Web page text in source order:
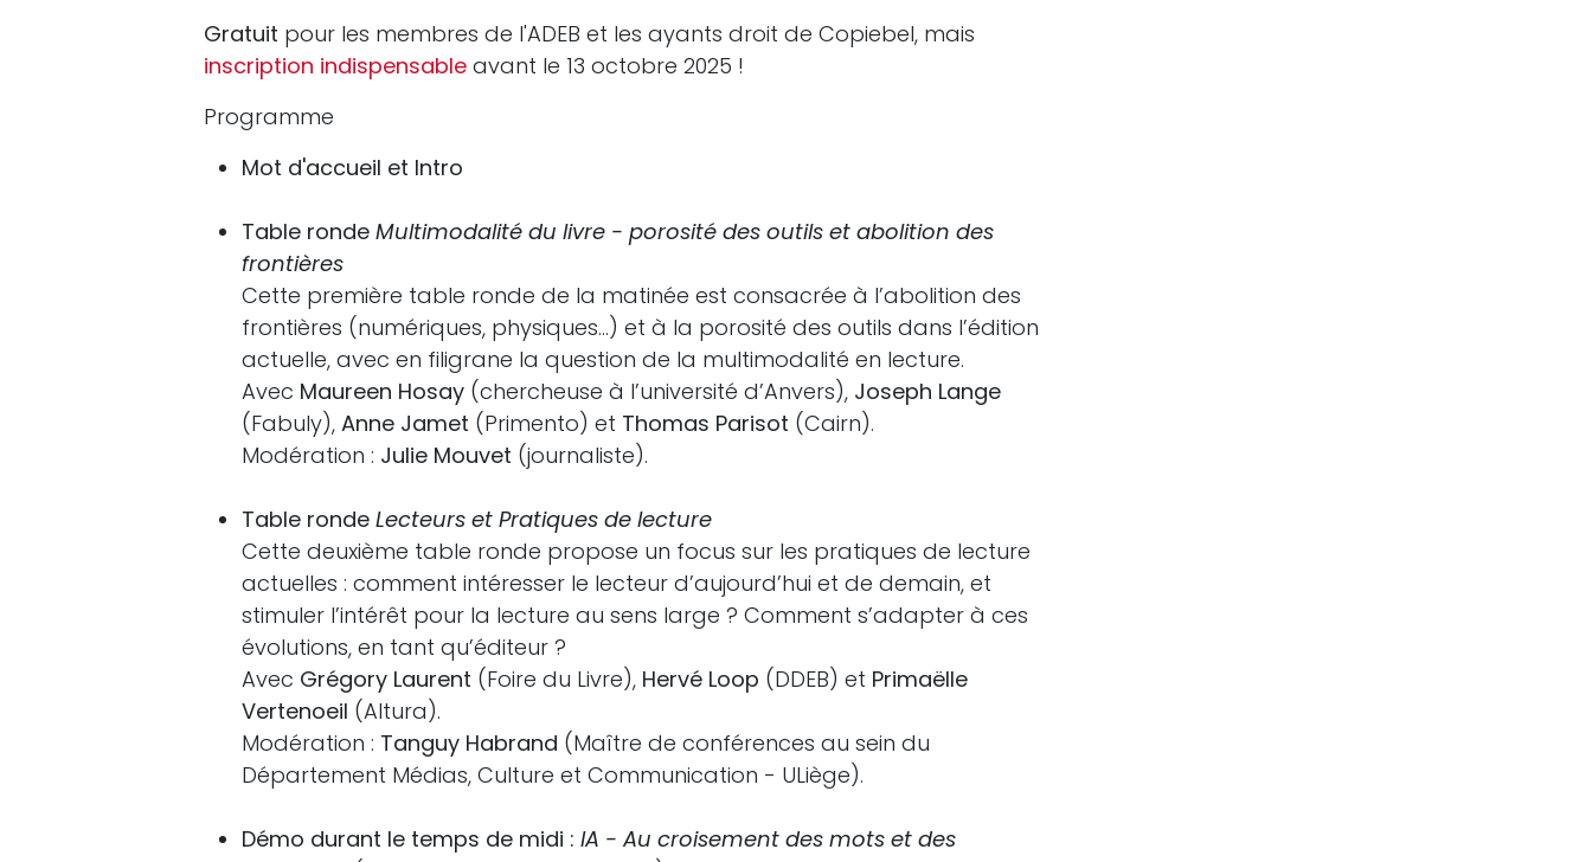
Gratuit pour les membres de l'ADEB et les ayants droit de Copiebel, mais
inscription indispensable avant le 13 octobre 2025 !
Programme
Mot d'accueil et Intro
Table ronde Multimodalité du livre - porosité des outils et abolition des
frontières
Cette première table ronde de la matinée est consacrée à l’abolition des
frontières (numériques, physiques…) et à la porosité des outils dans l’édition
actuelle, avec en filigrane la question de la multimodalité en lecture.
Avec Maureen Hosay (chercheuse à l’université d’Anvers), Joseph Lange
(Fabuly), Anne Jamet (Primento) et Thomas Parisot (Cairn).
Modération : Julie Mouvet (journaliste).
Table ronde Lecteurs et Pratiques de lecture
Cette deuxième table ronde propose un focus sur les pratiques de lecture
actuelles : comment intéresser le lecteur d’aujourd’hui et de demain, et
stimuler l’intérêt pour la lecture au sens large ? Comment s’adapter à ces
évolutions, en tant qu’éditeur ?
Avec Grégory Laurent (Foire du Livre), Hervé Loop (DDEB) et Primaëlle
Vertenoeil (Altura).
Modération : Tanguy Habrand (Maître de conférences au sein du
Département Médias, Culture et Communication - ULiège).
Démo durant le temps de midi : IA - Au croisement des mots et des